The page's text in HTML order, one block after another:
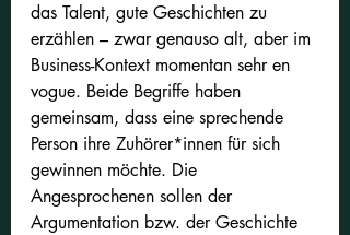
das Talent, gute Geschichten zu
erzählen – zwar genauso alt, aber im
Business-Kontext momentan sehr en
vogue. Beide Begriffe haben
gemeinsam, dass eine sprechende
Person ihre Zuhörer*innen für sich
gewinnen möchte. Die
Angesprochenen sollen der
Argumentation bzw. der Geschichte